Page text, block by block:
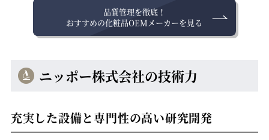
品質管理を徹底！
おすすめの化粧品OEMメーカーを見る
ニッポー株式会社の技術力
充実した設備と専門性の高い研究開発